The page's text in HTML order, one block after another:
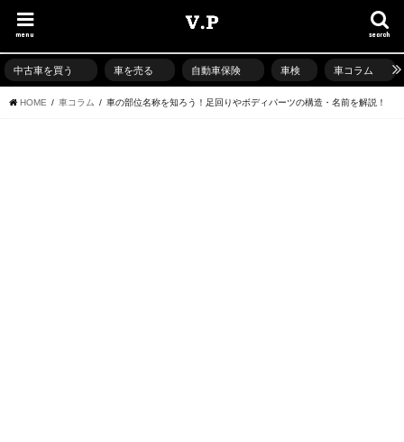
search
menu
中古車を買う 車を売る 自動車保険 車検 車コラム
HOME 車コラム 車の部位名称を知ろう！足回りやボディパーツの構造・名前を解説！